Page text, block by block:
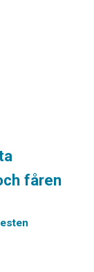
fåren